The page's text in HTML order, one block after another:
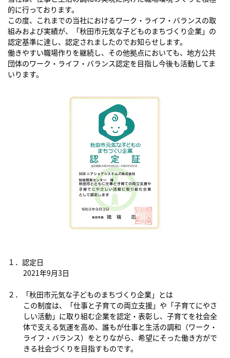
的に行っております。
この度、これまでの当社におけるワーク・ライフ・バランスの取
組みおよび実績が、「秋田市元気な子どものまちづくり企業」の
認定基準に達し、認定されましたのでお知らせします。
働きやすい職場作りを継続し、その他拠点においても、地方公共
団体のワーク・ライフ・バランス認定を目指し今後も活動してま
いります。
１．認定日
2021年9月3日
２．「秋田市元気な子どものまちづくり企業」とは
この制度は、「仕事と子育ての両立支援」や「子育てにやさ
しい活動」に取り組む企業を認定・表彰し、子育てを社会全
体で支える気運を高め、誰もが仕事と生活の調和（ワーク・
ライフ・バランス）をとりながら、希望にそった働き方がで
きる社会づくりを目指すものです。